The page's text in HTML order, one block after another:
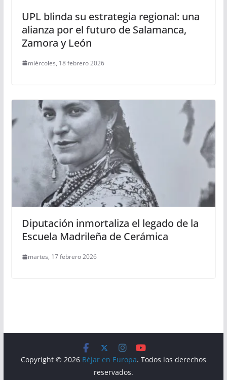
UPL blinda su estrategia regional: una
alianza por el futuro de Salamanca,
Zamora y León
miércoles, 18 febrero 2026
Diputación inmortaliza el legado de la
Escuela Madrileña de Cerámica
martes, 17 febrero 2026
Copyright © 2026 Béjar en Europa. Todos los derechos
reservados.